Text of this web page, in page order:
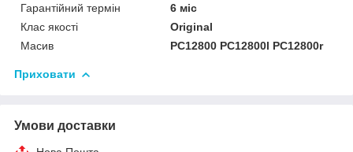
Гарантійний термін
6 міс
Клас якості
Original
Масив
PC12800 PC12800l PC12800r
Приховати
Умови доставки